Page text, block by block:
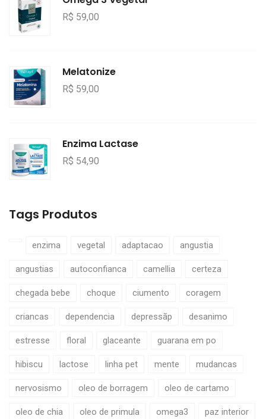
R$ 59,00
Melatonize
R$ 59,00
Enzima Lactase
R$ 54,90
Tags Produtos
enzima vegetal adaptacao angustia
angustias autoconfianca camellia certeza
chegada bebe choque ciumento coragem
criancas dependencia depressãp desanimo
estresse floral glaceante guarana em po
hibiscu lactose linha pet mente mudancas
nervosismo oleo de borragem oleo de cartamo
oleo de chia oleo de primula omega3 paz interior